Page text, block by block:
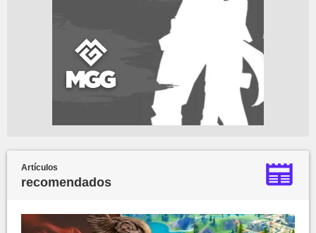
Artículos
recomendados